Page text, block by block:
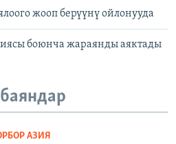
жооп берүүнү ойлонууда
боюнча жараянды аяктады
АЗИЯ